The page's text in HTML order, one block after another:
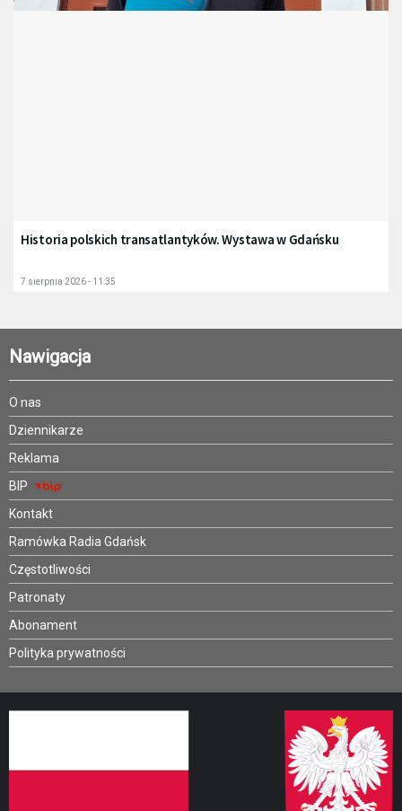
Historia polskich transatlantyków. Wystawa w Gdańsku
7 sierpnia 2026 - 11:35
Nawigacja
O nas
Dziennikarze
Reklama
BIP
Kontakt
Ramówka Radia Gdańsk
Częstotliwości
Patronaty
Abonament
Polityka prywatności